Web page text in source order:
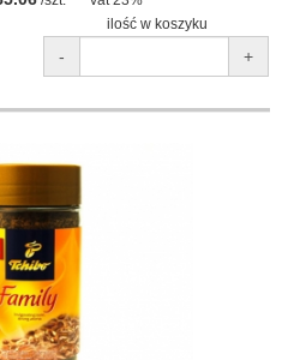
ilość w koszyku
- +